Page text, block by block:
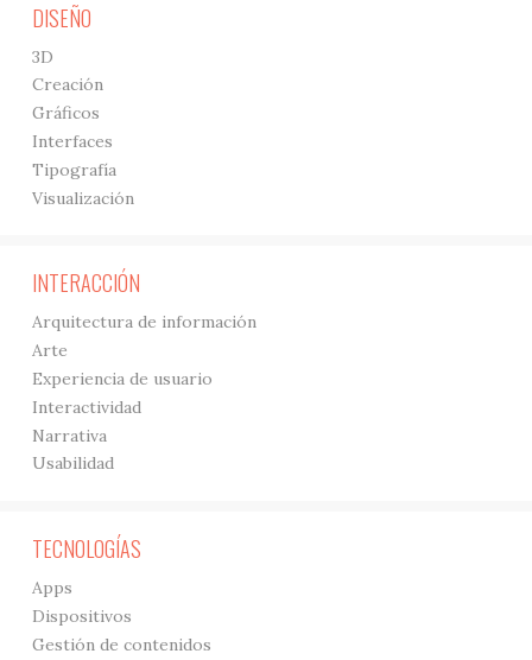
DISEÑO
3D
Creación
Gráficos
Interfaces
Tipografía
Visualización
INTERACCIÓN
Arquitectura de información
Arte
Experiencia de usuario
Interactividad
Narrativa
Usabilidad
TECNOLOGÍAS
Apps
Dispositivos
Gestión de contenidos